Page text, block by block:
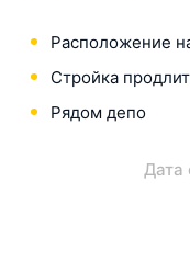
Расположение
Стройка
Рядом депо
Дата